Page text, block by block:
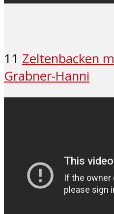
11 Zeltenbacken
Grabner-Hanni